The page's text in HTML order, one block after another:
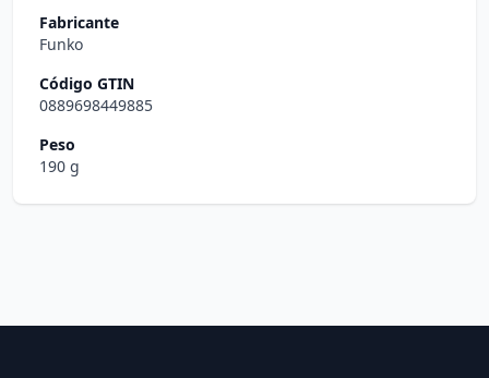
Fabricante
Funko
Código GTIN
0889698449885
Peso
190 g